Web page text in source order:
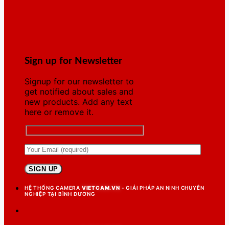
Sign up for Newsletter
Signup for our newsletter to
get notified about sales and
new products. Add any text
here or remove it.
HỆ THỐNG CAMERA VIETCAM.VN - GIẢI PHÁP AN NINH CHUYÊN
NGHIỆP TẠI BÌNH DƯƠNG